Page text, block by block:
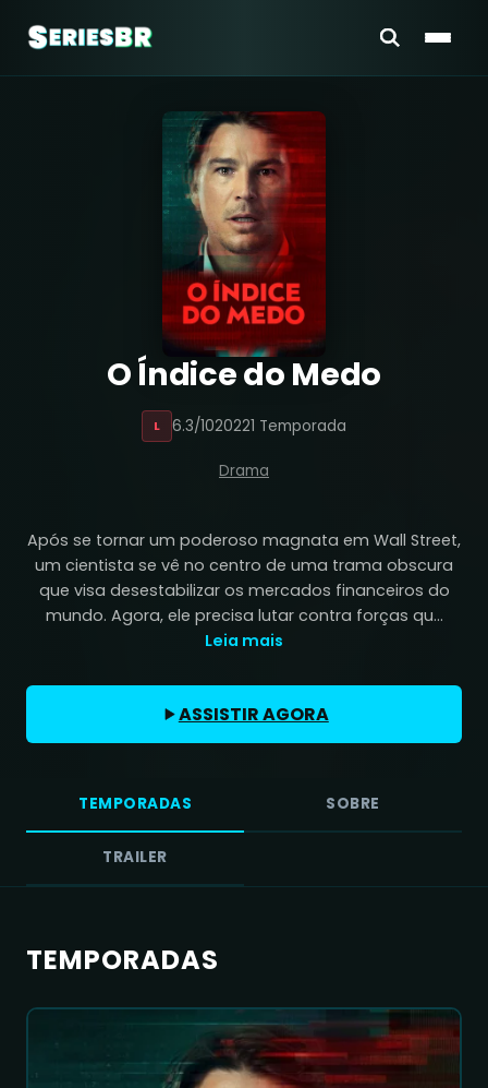
O Índice do Medo
L 6.3/1020221 Temporada
Drama
Após se tornar um poderoso magnata em Wall Street,
um cientista se vê no centro de uma trama obscura
que visa desestabilizar os mercados financeiros do
mundo. Agora, ele precisa lutar contra forças qu...
Leia mais
ASSISTIR AGORA
TEMPORADAS SOBRE
TRAILER
TEMPORADAS